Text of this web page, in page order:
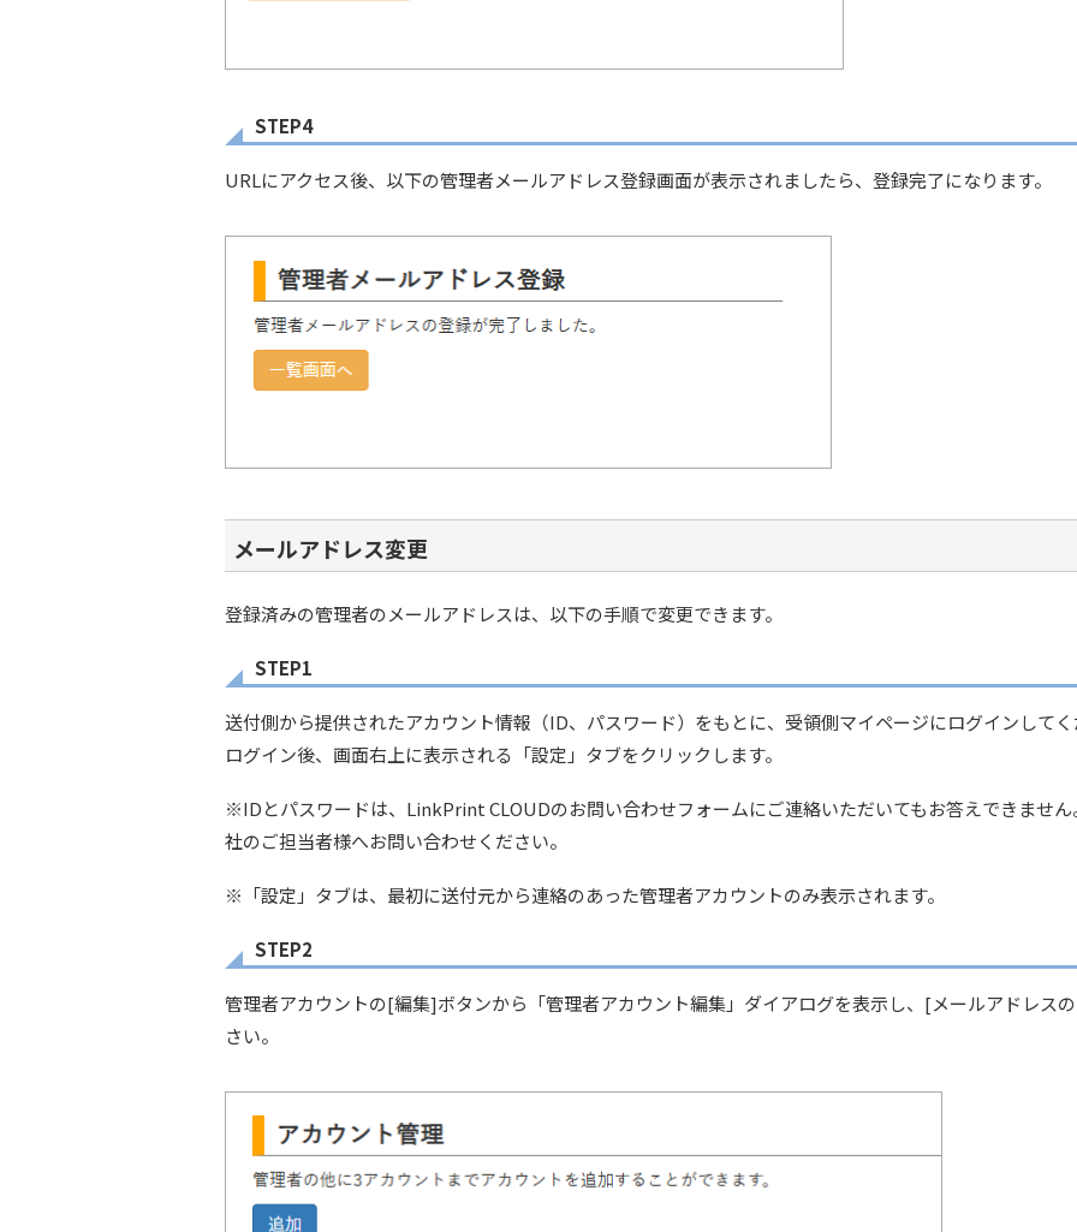
STEP4
URLにアクセス後、以下の管理者メールアドレス登録画面が表示されましたら、登録完了になります。
メールアドレス変更
登録済みの管理者のメールアドレスは、以下の手順で変更できます。
STEP1
送付側から提供されたアカウント情報（ID、パスワード）をもとに、受領側マイページにログインして
ログイン後、画面右上に表示される「設定」タブをクリックします。
※IDとパスワードは、LinkPrint CLOUDのお問い合わせフォームにご連絡いただいてもお答えできませ
社のご担当者様へお問い合わせください。
※「設定」タブは、最初に送付元から連絡のあった管理者アカウントのみ表示されます。
STEP2
管理者アカウントの[編集]ボタンから「管理者アカウント編集」ダイアログを表示し、[メールアドレス
さい。